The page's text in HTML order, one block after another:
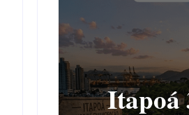
Itapoá